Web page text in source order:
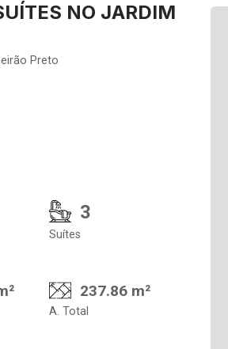
NO JARDIM
Preto
3
Suítes
237.86 m²
A. Total